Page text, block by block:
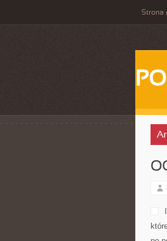
Strona